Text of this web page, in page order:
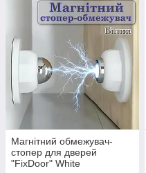
Магнітний обмежувач-
стопер для дверей
"FixDoor" White